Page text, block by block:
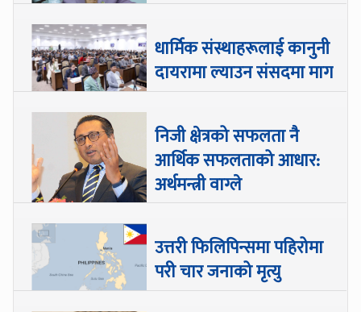
धार्मिक संस्थाहरूलाई कानुनी
दायरामा ल्याउन संसदमा माग
निजी क्षेत्रको सफलता नै
आर्थिक सफलताको आधार:
अर्थमन्त्री वाग्ले
उत्तरी फिलिपिन्समा पहिरोमा
परी चार जनाको मृत्यु